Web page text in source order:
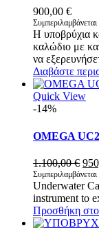
900,00 €
Η υποβρύχια
καλώδιο με
να
Διαβάστε
Quick View
-14%
OMEGA
1.100,00€
Underwater
instrument to
Προσθήκη στο